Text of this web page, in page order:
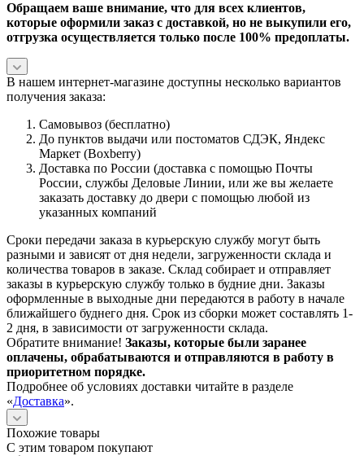
Обращаем ваше внимание, что для всех клиентов,
которые оформили заказ с доставкой, но не выкупили его,
отгрузка осуществляется только после 100% предоплаты.
В нашем интернет-магазине доступны несколько вариантов
получения заказа:
Самовывоз (бесплатно)
До пунктов выдачи или постоматов СДЭК, Яндекс
Маркет (Boxberry)
Доставка по России (доставка с помощью Почты
России, службы Деловые Линии, или же вы желаете
заказать доставку до двери с помощью любой из
указанных компаний
Сроки передачи заказа в курьерскую службу могут быть
разными и зависят от дня недели, загруженности склада и
количества товаров в заказе. Склад собирает и отправляет
заказы в курьерскую службу только в будние дни. Заказы
оформленные в выходные дни передаются в работу в начале
ближайшего буднего дня. Срок из сборки может составлять 1-
2 дня, в зависимости от загруженности склада.
Обратите внимание! Заказы, которые были заранее
оплачены, обрабатываются и отправляются в работу в
приоритетном порядке.
Подробнее об условиях доставки читайте в разделе
«Доставка».
Похожие товары
С этим товаром покупают